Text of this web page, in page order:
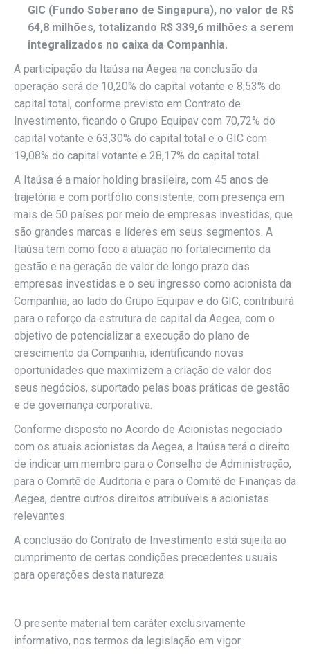
GIC (Fundo Soberano de Singapura), no valor de R$
64,8 milhões, totalizando R$ 339,6 milhões a serem
integralizados no caixa da Companhia.
A participação da Itaúsa na Aegea na conclusão da
operação será de 10,20% do capital votante e 8,53% do
capital total, conforme previsto em Contrato de
Investimento, ficando o Grupo Equipav com 70,72% do
capital votante e 63,30% do capital total e o GIC com
19,08% do capital votante e 28,17% do capital total.
A Itaúsa é a maior holding brasileira, com 45 anos de
trajetória e com portfólio consistente, com presença em
mais de 50 países por meio de empresas investidas, que
são grandes marcas e líderes em seus segmentos. A
Itaúsa tem como foco a atuação no fortalecimento da
gestão e na geração de valor de longo prazo das
empresas investidas e o seu ingresso como acionista da
Companhia, ao lado do Grupo Equipav e do GIC, contribuirá
para o reforço da estrutura de capital da Aegea, com o
objetivo de potencializar a execução do plano de
crescimento da Companhia, identificando novas
oportunidades que maximizem a criação de valor dos
seus negócios, suportado pelas boas práticas de gestão
e de governança corporativa.
Conforme disposto no Acordo de Acionistas negociado
com os atuais acionistas da Aegea, a Itaúsa terá o direito
de indicar um membro para o Conselho de Administração,
para o Comitê de Auditoria e para o Comitê de Finanças da
Aegea, dentre outros direitos atribuíveis a acionistas
relevantes.
A conclusão do Contrato de Investimento está sujeita ao
cumprimento de certas condições precedentes usuais
para operações desta natureza.
O presente material tem caráter exclusivamente
informativo, nos termos da legislação em vigor.